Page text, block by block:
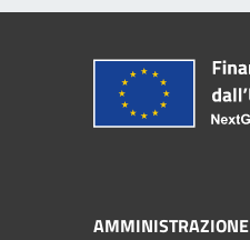
AMMINISTRAZIONE